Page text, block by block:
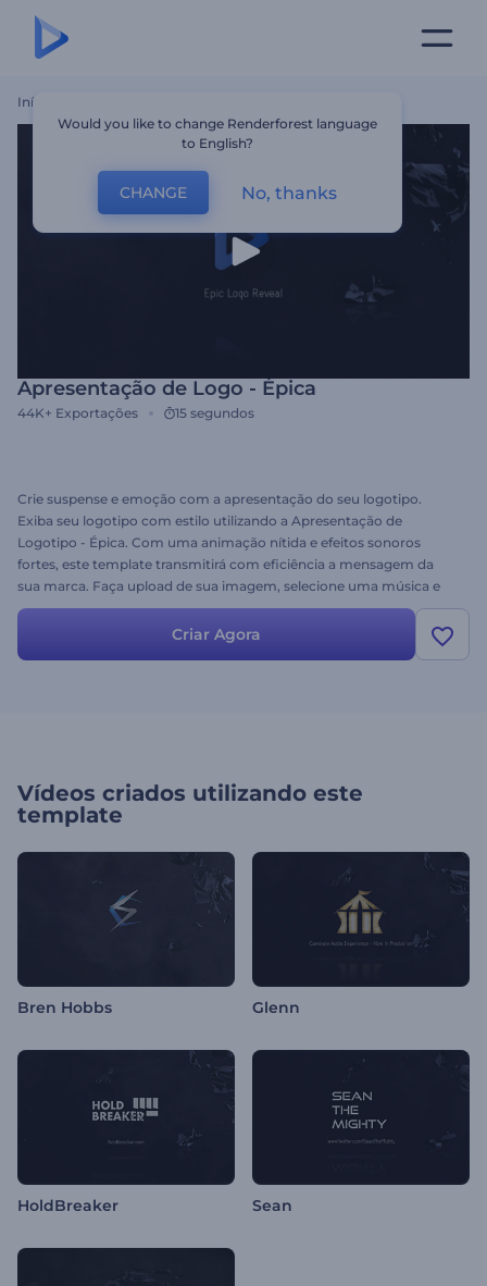
Início
Apresentação de Logo - Épica
44K+ Exportações 15 segundos
Crie suspense e emoção com a apresentação do seu logotipo.
Exiba seu logotipo com estilo utilizando a Apresentação de
Logotipo - Épica. Com uma animação nítida e efeitos sonoros
fortes, este template transmitirá com eficiência a mensagem da
sua marca. Faça upload de sua imagem, selecione uma música e
obtenha um vídeo épico em minutos. Tente agora mesmo!
Criar Agora
Vídeos criados utilizando este
template
Bren Hobbs Glenn
HoldBreaker Sean
Would you like to change Renderforest language
to English?
CHANGE No, thanks